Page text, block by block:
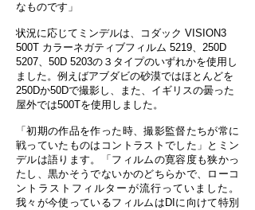
なものです」
状況に応じてミンデルは、コダック VISION3
500T カラーネガティブフィルム 5219、250D
5207、50D 5203の３タイプのいずれかを使用し
ました。例えばアブダビの砂漠ではほとんどを
250Dか50Dで撮影し、また、イギリスの曇った
屋外では500Tを使用しました。
「初期の作品を作った時、撮影監督たちが常に
戦っていたものはコントラストでした」とミン
デルは語ります。「フィルムの寛容度も狭かっ
たし、黒かそうでないかのどちらかで、ローコ
ントラストフィルターが流行っていました。
我々が今使っているフィルムはDIに向けて特別